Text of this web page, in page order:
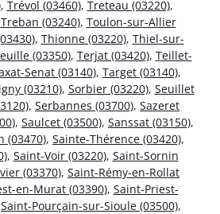
, Trévol (03460), Treteau (03220),
Treban (03240), Toulon-sur-Allier
, Thionne (03220), Thiel-sur-
(03350), Terjat (03420), Teillet-
Senat (03140), Target (03140),
(03210), Sorbier (03220), Seuillet
, Serbannes (03700), Sazeret
, Saulcet (03500), Sanssat (03150),
(03470), Sainte-Thérence (03420),
, Saint-Voir (03220), Saint-Sornin
(03370), Saint-Rémy-en-Rollat
en-Murat (03390), Saint-Priest-
Saint-Pourçain-sur-Sioule (03500),